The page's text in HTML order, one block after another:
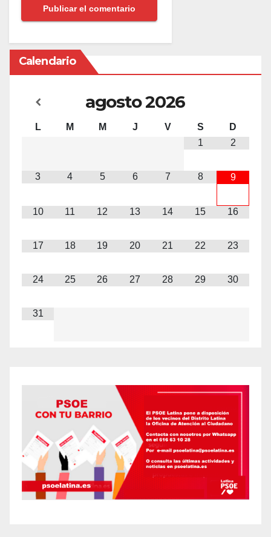
Calendario
agosto2026
L M M J V S
D
1
2
3 4 5 6 7 8 9
10 11 12 13 14 15 16
17 18 19 20 21 22 23
24 25 26 27 28 29 30
31